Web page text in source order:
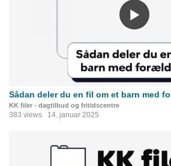
Sådan deler du en fil om et barn med
KK filer - dagtilbud og fritidscentre
383 views 14. januar 2025